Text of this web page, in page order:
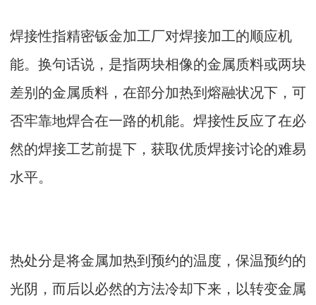
焊接性指精密钣金加工厂对焊接加工的顺应机
能。换句话说，是指两块相像的金属质料或两块
差别的金属质料，在部分加热到熔融状况下，可
否牢靠地焊合在一路的机能。焊接性反应了在必
然的焊接工艺前提下，获取优质焊接讨论的难易
水平。
热处分是将金属加热到预约的温度，保温预约的
光阴，而后以必然的方法冷却下来，以转变金属